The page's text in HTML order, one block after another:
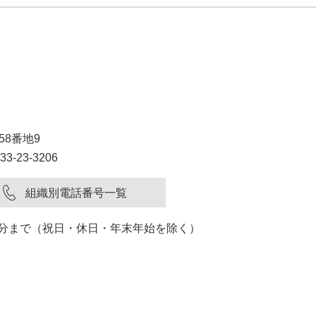
番地9
23-3206
組織別電話番号一覧
で（祝日・休日・年末年始を除く）